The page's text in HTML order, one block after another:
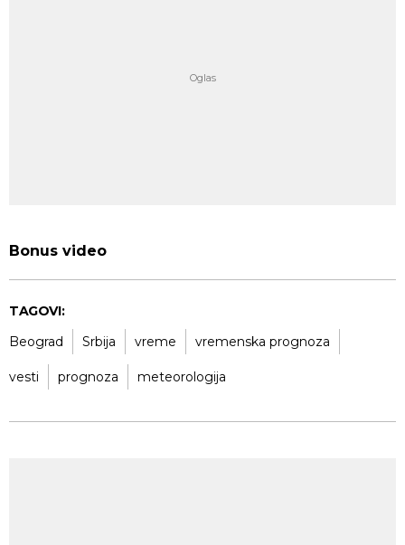
Bonus video
TAGOVI:
Beograd
Srbija vreme vremenska prognoza
vesti prognoza meteorologija